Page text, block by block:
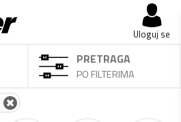
Uloguj se
PRETRAGA
PO FILTERIMA